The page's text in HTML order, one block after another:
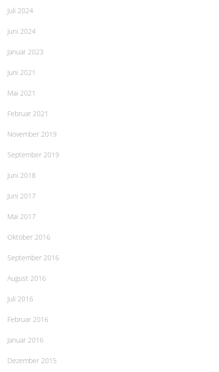
Juli 2024
Juni 2024
Januar 2023
Juni 2021
Mai 2021
Februar 2021
November 2019
September 2019
Juni 2018
Juni 2017
Mai 2017
Oktober 2016
September 2016
August 2016
Juli 2016
Februar 2016
Januar 2016
Dezember 2015